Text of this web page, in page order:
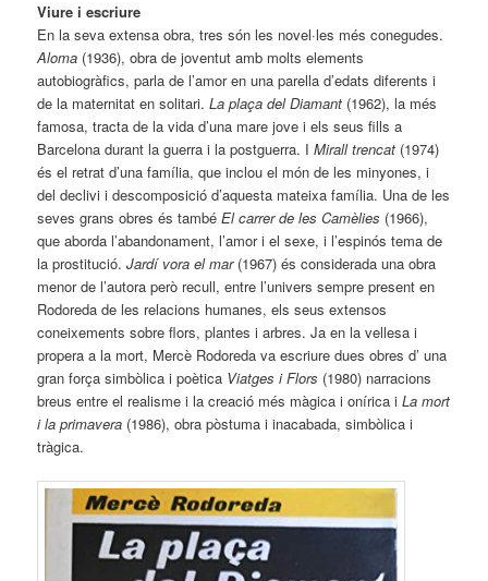
Viure i escriure
En la seva extensa obra, tres són les novel·les més conegudes.
Aloma (1936), obra de joventut amb molts elements
autobiogràfics, parla de l’amor en una parella d’edats diferents i
de la maternitat en solitari.La plaça del Diamant (1962), la més
famosa, tracta de la vida d’una mare jove i els seus fills a
Barcelona durant la guerra i la postguerra. IMirall trencat (1974)
és el retrat d’una família, que inclou el món de les minyones, i
del declivi i descomposició d’aquesta mateixa família. Una de les
seves grans obres és tambéEl carrer de les Camèlies (1966),
que aborda l’abandonament, l’amor i el sexe, i l’espinós tema de
la prostitució.Jardí vora el mar (1967) és considerada una obra
menor de l’autora però recull, entre l’univers sempre present en
Rodoreda de les relacions humanes, els seus extensos
coneixements sobre flors, plantes i arbres. Ja en la vellesa i
propera a la mort, Mercè Rodoreda va escriure dues obres d’ una
gran força simbòlica i poètica Viatges i Flors (1980) narracions
breus entre el realisme i la creació més màgica i onírica iLa mort
i la primavera (1986), obra pòstuma i inacabada, simbòlica i
tràgica.